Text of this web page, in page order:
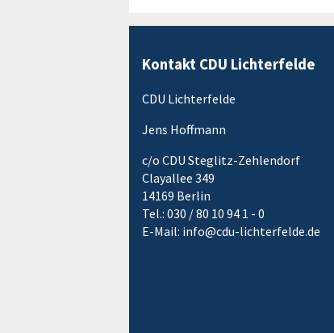
Kontakt CDU Lichterfelde
CDU Lichterfelde
Jens Hoffmann
c/o CDU Steglitz-Zehlendorf
Clayallee 349
14169 Berlin
Tel.: 030 / 80 10 94 1 - 0
E-Mail: info@cdu-lichterfelde.de